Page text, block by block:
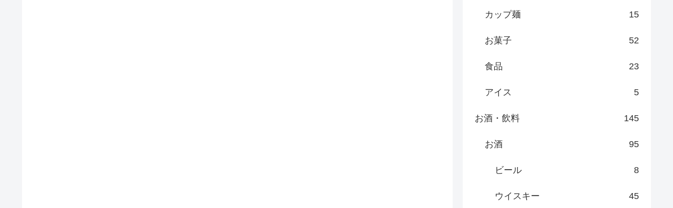
カップ麺 15
お菓子 52
食品 23
アイス 5
お酒・飲料 145
お酒 95
ビール 8
ウイスキー 45